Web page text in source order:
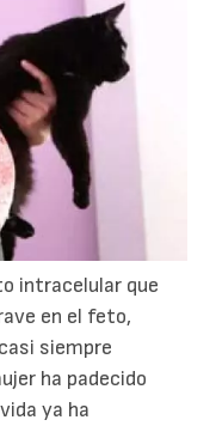
intracelular que
en el feto,
siempre
ha padecido
ya ha